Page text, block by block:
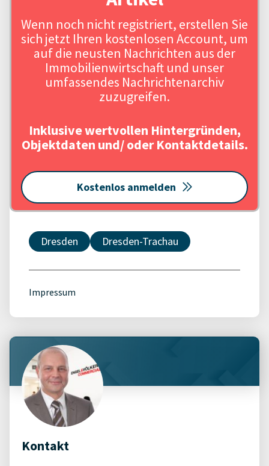
Wenn noch nicht registriert, erstellen Sie
sich jetzt Ihren kostenlosen Account, um
auf die neusten Nachrichten aus der
Immobilienwirtschaft und unser
umfassendes Nachrichtenarchiv
zuzugreifen.
Inklusive wertvollen Hintergründen,
Objektdaten und/ oder Kontaktdetails.
Kostenlos anmelden
Dresden Dresden-Trachau
Impressum
Kontakt